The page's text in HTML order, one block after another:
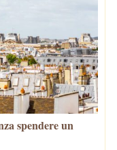
spendere un